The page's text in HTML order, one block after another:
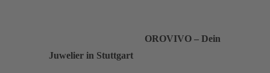
OROVIVO – Dein
Juwelier in Stuttgart